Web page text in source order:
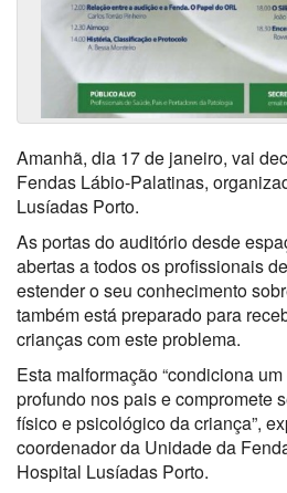
Amanhã, dia 17 de janeiro, vai
Fendas Lábio-Palatinas,
Lusíadas Porto.
As portas do auditório desde
abertas a todos os profissionais
estender o seu conhecimento
também está preparado para
crianças com este problema.
Esta malformação “condiciona
profundo nos pais e compromete
físico e psicológico da criança”,
coordenador da Unidade da
Hospital Lusíadas Porto.